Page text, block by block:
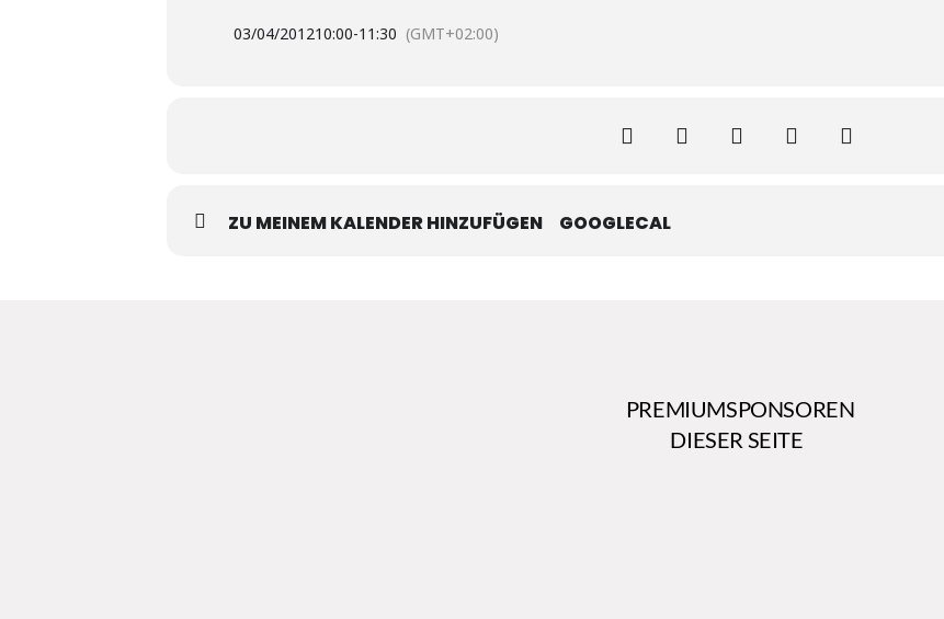
03/04/201210:00-11:30 (GMT+02:00)
ZU MEINEM KALENDER HINZUFÜGEN GOOGLECAL
PREMIUMSPONSOREN
DIESER SEITE